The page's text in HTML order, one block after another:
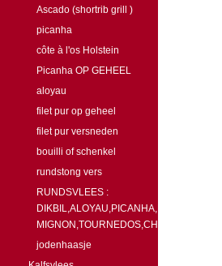
Ascado (shortrib grill )
picanha
côte à l'os Holstein
Picanha OP GEHEEL
aloyau
filet pur op geheel
filet pur versneden
bouilli of schenkel
rundstong vers
RUNDSVLEES :
DIKBIL,ALOYAU,PICANHA,FILET
MIGNON,TOURNEDOS,CHATEAUBRIAND
jodenhaasje